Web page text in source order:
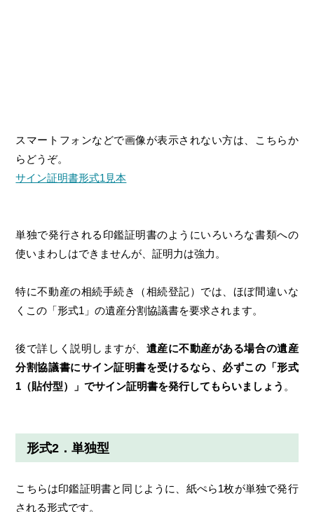
スマートフォンなどで画像が表示されない方は、こちらか
らどうぞ。
サイン証明書形式1見本
単独で発行される印鑑証明書のようにいろいろな書類への
使いまわしはできませんが、証明力は強力。
特に不動産の相続手続き（相続登記）では、ほぼ間違いな
くこの「形式1」の遺産分割協議書を要求されます。
後で詳しく説明しますが、 遺産に不動産がある場合の遺産
分割協議書にサイン証明書を受けるなら、必ずこの「形式
1（貼付型）」でサイン証明書を発行してもらいましょう 。
形式2．単独型
こちらは印鑑証明書と同じように、紙ぺら1枚が単独で発行
される形式です。